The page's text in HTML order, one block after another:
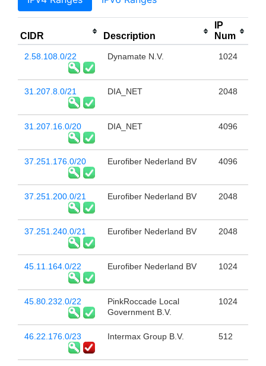
CIDR Description
IP
Num
2.58.108.0/22 Dynamate N.V. 1024
31.207.8.0/21 DIA_NET 2048
31.207.16.0/20 DIA_NET 4096
37.251.176.0/20 Eurofiber Nederland BV 4096
37.251.200.0/21 Eurofiber Nederland BV 2048
37.251.240.0/21 Eurofiber Nederland BV 2048
45.11.164.0/22 Eurofiber Nederland BV 1024
45.80.232.0/22
PinkRoccade Local
Government B.V.
1024
46.22.176.0/23 Intermax Group B.V. 512